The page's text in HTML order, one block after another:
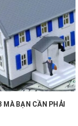
BẠN CẦN PHẢI